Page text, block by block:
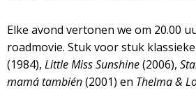
Elke avond vertonen we om 20.00
roadmovie. Stuk voor stuk
(1984), Little Miss Sunshine(2006),
mamá también(2001) en Thelma &